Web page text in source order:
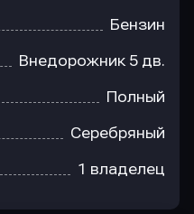
Бензин
Внедорожник 5 дв.
Полный
Серебряный
1 владелец